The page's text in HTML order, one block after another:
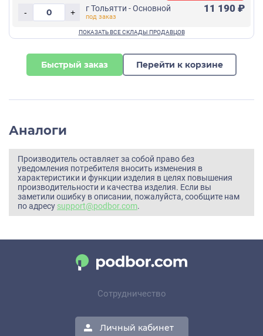
-
+ г Тольятти - Основной 11 190 ₽
Быстрый заказ Перейти к корзине
Аналоги
Производитель оставляет за собой право без
уведомления потребителя вносить изменения в
характеристики и функции изделия в целях повышения
производительности и качества изделия. Если вы
заметили ошибку в описании, пожалуйста, сообщите нам
по адресу support@podbor.com.
Сотрудничество
Личный кабинет